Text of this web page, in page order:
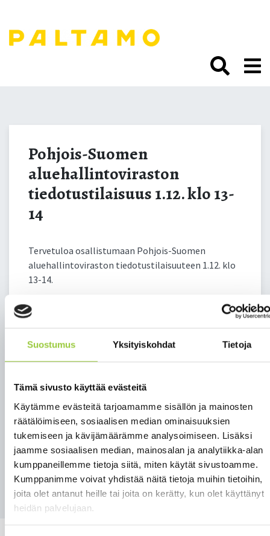
Suostumus Yksityiskohdat Tietoja
Tämä sivusto käyttää evästeitä
Käytämme evästeitä tarjoamamme sisällön ja mainosten
räätälöimiseen, sosiaalisen median ominaisuuksien
tukemiseen ja kävijämäärämme analysoimiseen. Lisäksi
jaamme sosiaalisen median, mainosalan ja analytiikka-alan
kumppaneillemme tietoja siitä, miten käytät sivustoamme.
Kumppanimme voivat yhdistää näitä tietoja muihin tietoihin,
joita olet antanut heille tai joita on kerätty, kun olet käyttänyt
heidän palvelujaan.
Pohjois-Suomen
aluehallintoviraston
tiedotustilaisuus 1.12. klo
13-14
Pohjois-Suomen
aluehallintoviraston
tiedotustilaisuus 1.12. klo 13-
14
Tervetuloa osallistumaan Pohjois-Suomen
aluehallintoviraston tiedotustilaisuuteen 1.12. klo
13-14.
Infossa kerrotaan koronaepidemiaan liittyvistä
yleisötilaisuuksia ja kokoontumisia koskevista
rajoituspäätöksistä. Tilaisuudessa käydään läpi
pandemiatilanne alueella ja kunnissa, alueelliset
suositukset ja määräykset, ja niiden toimeenpano
koronakoordinaatioryhmien puheenjohtajat
esittävät myös omat katsauksensa.
Linkki livelähetyksen seuraamiseen:
https://www.youtube.com/video/70BOaA5mT_A/
Takaisin uutisiin